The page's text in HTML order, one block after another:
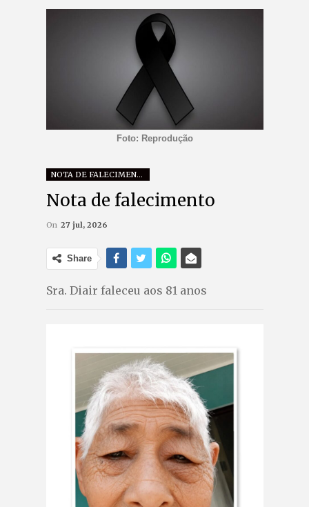
Foto: Reprodução
NOTA DE FALECIMENTO
Nota de falecimento
On 27 jul, 2026
Share
Sra. Diair faleceu aos 81 anos